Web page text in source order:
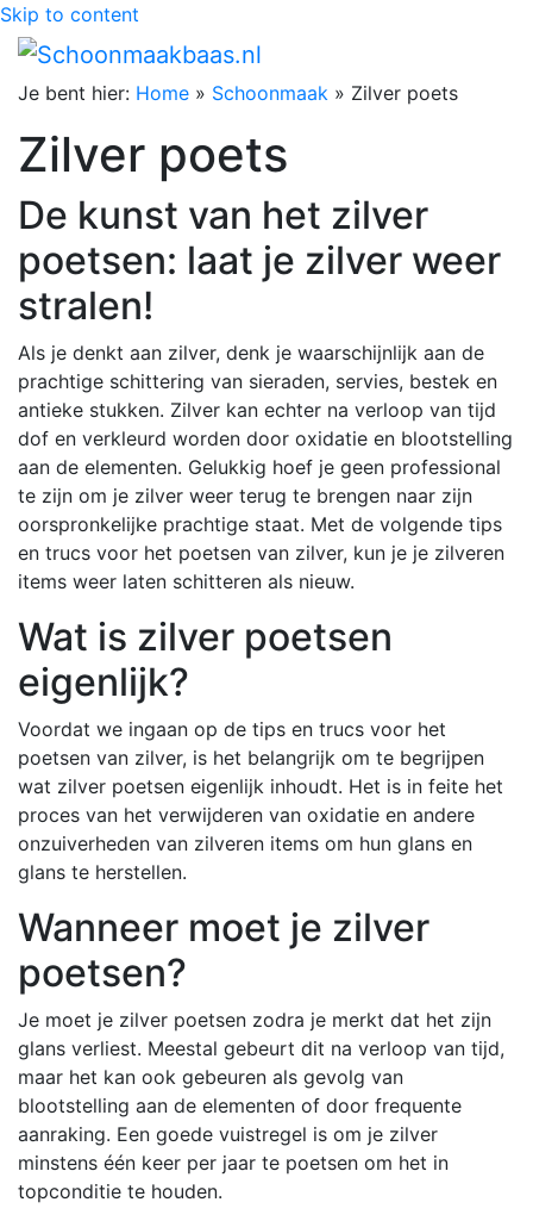
Skip to content
Je bent hier: Home » Schoonmaak » Zilver poets
Zilver poets
De kunst van het zilver
poetsen: laat je zilver weer
stralen!
Als je denkt aan zilver, denk je waarschijnlijk aan de
prachtige schittering van sieraden, servies, bestek en
antieke stukken. Zilver kan echter na verloop van tijd
dof en verkleurd worden door oxidatie en blootstelling
aan de elementen. Gelukkig hoef je geen professional
te zijn om je zilver weer terug te brengen naar zijn
oorspronkelijke prachtige staat. Met de volgende tips
en trucs voor het poetsen van zilver, kun je je zilveren
items weer laten schitteren als nieuw.
Wat is zilver poetsen
eigenlijk?
Voordat we ingaan op de tips en trucs voor het
poetsen van zilver, is het belangrijk om te begrijpen
wat zilver poetsen eigenlijk inhoudt. Het is in feite het
proces van het verwijderen van oxidatie en andere
onzuiverheden van zilveren items om hun glans en
glans te herstellen.
Wanneer moet je zilver
poetsen?
Je moet je zilver poetsen zodra je merkt dat het zijn
glans verliest. Meestal gebeurt dit na verloop van tijd,
maar het kan ook gebeuren als gevolg van
blootstelling aan de elementen of door frequente
aanraking. Een goede vuistregel is om je zilver
minstens één keer per jaar te poetsen om het in
topconditie te houden.